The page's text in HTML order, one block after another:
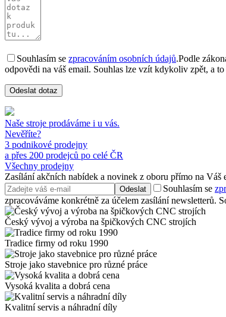
Souhlasím se zpracováním osobních údajů.Podle
odpovědi na váš email. Souhlas lze vzít kdykoliv zpět, a
Odeslat dotaz
Naše stroje prodáváme i u vás.
Nevěříte?
3 podnikové prodejny
a přes 200 prodejců po celé ČR
Všechny prodejny
Zasílání akčních nabídek a novinek z oboru přímo na Váš
Odeslat Souhlasím se
zpracováváme konkrétně za účelem zasílání newsletterů.
Český vývoj a výroba na špičkových CNC strojích
Tradice firmy od roku 1990
Stroje jako stavebnice pro různé práce
Vysoká kvalita a dobrá cena
Kvalitní servis a náhradní díly